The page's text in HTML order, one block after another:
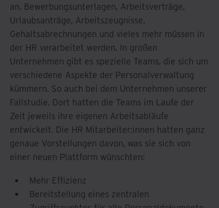
an. Bewerbungsunterlagen, Arbeitsverträge,
Urlaubsanträge, Arbeitszeugnisse,
Gehaltsabrechnungen und vieles mehr müssen in
der HR verarbeitet werden. In großen
Unternehmen gibt es spezielle Teams, die sich um
verschiedene Aspekte der Personalverwaltung
kümmern. So auch bei dem Unternehmen unserer
Fallstudie. Dort hatten die Teams im Laufe der
Zeit jeweils ihre eigenen Arbeitsabläufe
entwickelt. Die HR Mitarbeiter:innen hatten ganz
genaue Vorstellungen davon, was sie sich von
einer neuen Plattform wünschten:
Mehr Effizienz
Bereitstellung eines zentralen